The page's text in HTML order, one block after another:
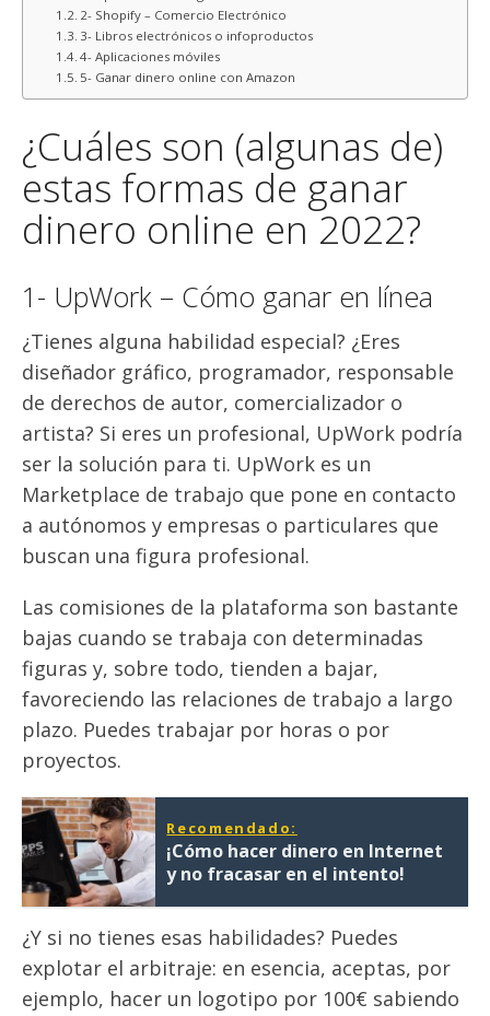
2- Shopify – Comercio Electrónico
3- Libros electrónicos o infoproductos
4- Aplicaciones móviles
5- Ganar dinero online con Amazon
¿Cuáles son (algunas de)
estas formas de ganar
dinero online en 2022?
1- UpWork – Cómo ganar en línea
¿Tienes alguna habilidad especial? ¿Eres
diseñador gráfico, programador, responsable
de derechos de autor, comercializador o
artista? Si eres un profesional, UpWork podría
ser la solución para ti. UpWork es un
Marketplace de trabajo que pone en contacto
a autónomos y empresas o particulares que
buscan una figura profesional.
Las comisiones de la plataforma son bastante
bajas cuando se trabaja con determinadas
figuras y, sobre todo, tienden a bajar,
favoreciendo las relaciones de trabajo a largo
plazo. Puedes trabajar por horas o por
proyectos.
Recomendado:
¡Cómo hacer dinero en Internet
y no fracasar en el intento!
¿Y si no tienes esas habilidades? Puedes
explotar el arbitraje: en esencia, aceptas, por
ejemplo, hacer un logotipo por 100€ sabiendo